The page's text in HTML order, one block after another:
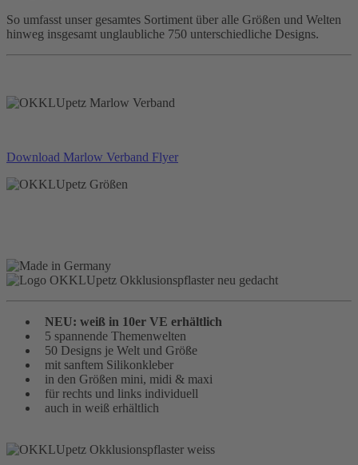
So umfasst unser gesamtes Sortiment über alle Größen und Welten
hinweg insgesamt unglaubliche 750 unterschiedliche Designs.
Download Marlow Verband Flyer
NEU: weiß in 10er VE erhältlich
5 spannende Themenwelten
50 Designs je Welt und Größe
mit sanftem Silikonkleber
in den Größen mini, midi & maxi
für rechts und links individuell
auch in weiß erhältlich